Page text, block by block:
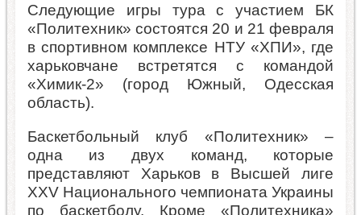
Следующие игры тура с участием БК
«Политехник» состоятся 20 и 21 февраля
в спортивном комплексе НТУ «ХПИ», где
харьковчане встретятся с командой
«Химик-2» (город Южный, Одесская
область).
Баскетбольный клуб «Политехник» ­­­–
одна из двух команд, которые
представляют Харьков в Высшей лиге
XXV Национального чемпионата Украины
по баскетболу. Кроме «Политехника»